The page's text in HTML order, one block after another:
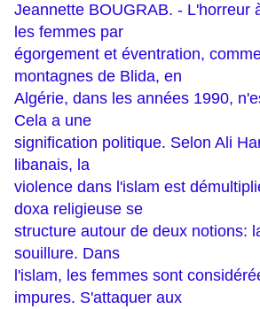
Jeannette BOUGRAB. - L'horreur
les femmes par
égorgement et éventration,
montagnes de Blida, en
Algérie, dans les années 1990,
Cela a une
signification politique. Selon Ali
libanais, la
violence dans l'islam est
doxa religieuse se
structure autour de deux notions:
souillure. Dans
l'islam, les femmes sont
impures. S'attaquer aux